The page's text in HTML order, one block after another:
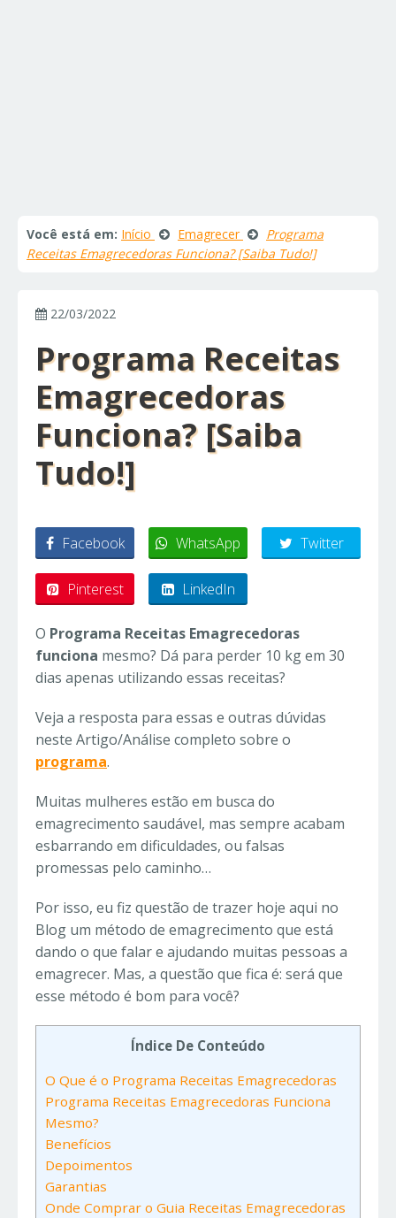
Você está em: Início Emagrecer
Programa
Receitas Emagrecedoras Funciona? [Saiba Tudo!]
22/03/2022
Programa Receitas
Emagrecedoras
Funciona? [Saiba
Tudo!]
Facebook WhatsApp Twitter
Pinterest LinkedIn
O Programa Receitas Emagrecedoras
funciona mesmo? Dá para perder 10 kg em 30
dias apenas utilizando essas receitas?
Veja a resposta para essas e outras dúvidas
neste Artigo/Análise completo sobre o
programa.
Muitas mulheres estão em busca do
emagrecimento saudável, mas sempre acabam
esbarrando em dificuldades, ou falsas
promessas pelo caminho…
Por isso, eu fiz questão de trazer hoje aqui no
Blog um método de emagrecimento que está
dando o que falar e ajudando muitas pessoas a
emagrecer. Mas, a questão que fica é: será que
esse método é bom para você?
Índice De Conteúdo
O Que é o Programa Receitas Emagrecedoras
Programa Receitas Emagrecedoras Funciona
Mesmo?
Benefícios
Depoimentos
Garantias
Onde Comprar o Guia Receitas Emagrecedoras